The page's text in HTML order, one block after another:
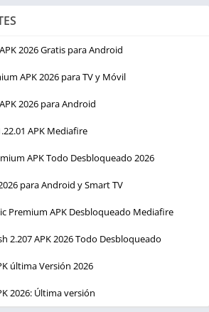
2026 Gratis para Android
APK 2026 para TV y Móvil
2026 para Android
APK Mediafire
APK Todo Desbloqueado 2026
para Android y Smart TV
Premium APK Desbloqueado Mediafire
2.207 APK 2026 Todo Desbloqueado
última Versión 2026
2026: Última versión